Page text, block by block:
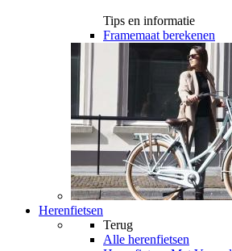
Tips en informatie
Framemaat berekenen
Herenfietsen
Terug
Alle herenfietsen